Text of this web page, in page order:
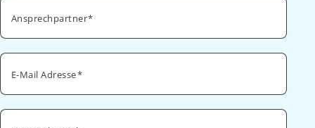
Ansprechpartner
E-Mail Adresse